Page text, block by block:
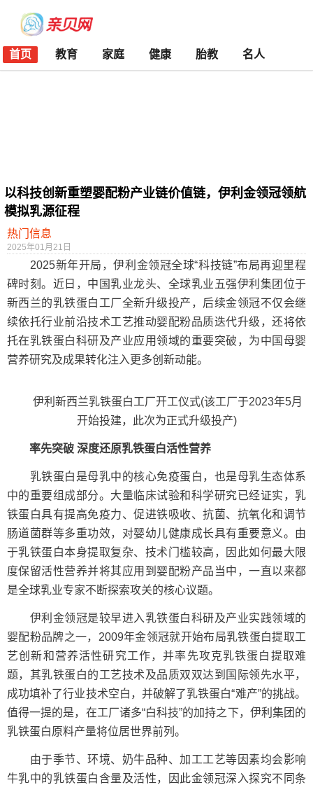
首页 教育 家庭 健康 胎教 名人
以科技创新重塑婴配粉产业链价值链，伊利金领冠领航
模拟乳源征程
热门信息
2025年01月21日
2025新年开局，伊利金领冠全球“科技链”布局再迎里程
碑时刻。近日，中国乳业龙头、全球乳业五强伊利集团位于
新西兰的乳铁蛋白工厂全新升级投产，后续金领冠不仅会继
续依托行业前沿技术工艺推动婴配粉品质迭代升级，还将依
托在乳铁蛋白科研及产业应用领域的重要突破，为中国母婴
营养研究及成果转化注入更多创新动能。
伊利新西兰乳铁蛋白工厂开工仪式(该工厂于2023年5月
开始投建，此次为正式升级投产)
率先突破 深度还原乳铁蛋白活性营养
乳铁蛋白是母乳中的核心免疫蛋白，也是母乳生态体系
中的重要组成部分。大量临床试验和科学研究已经证实，乳
铁蛋白具有提高免疫力、促进铁吸收、抗菌、抗氧化和调节
肠道菌群等多重功效，对婴幼儿健康成长具有重要意义。由
于乳铁蛋白本身提取复杂、技术门槛较高，因此如何最大限
度保留活性营养并将其应用到婴配粉产品当中，一直以来都
是全球乳业专家不断探索攻关的核心议题。
伊利金领冠是较早进入乳铁蛋白科研及产业实践领域的
婴配粉品牌之一，2009年金领冠就开始布局乳铁蛋白提取工
艺创新和营养活性研究工作，并率先攻克乳铁蛋白提取难
题，其乳铁蛋白的工艺技术及品质双双达到国际领先水平，
成功填补了行业技术空白，并破解了乳铁蛋白“难产”的挑战。
值得一提的是，在工厂诸多“白科技”的加持之下，伊利集团的
乳铁蛋白原料产量将位居世界前列。
由于季节、环境、奶牛品种、加工工艺等因素均会影响
牛乳中的乳铁蛋白含量及活性，因此金领冠深入探究不同条